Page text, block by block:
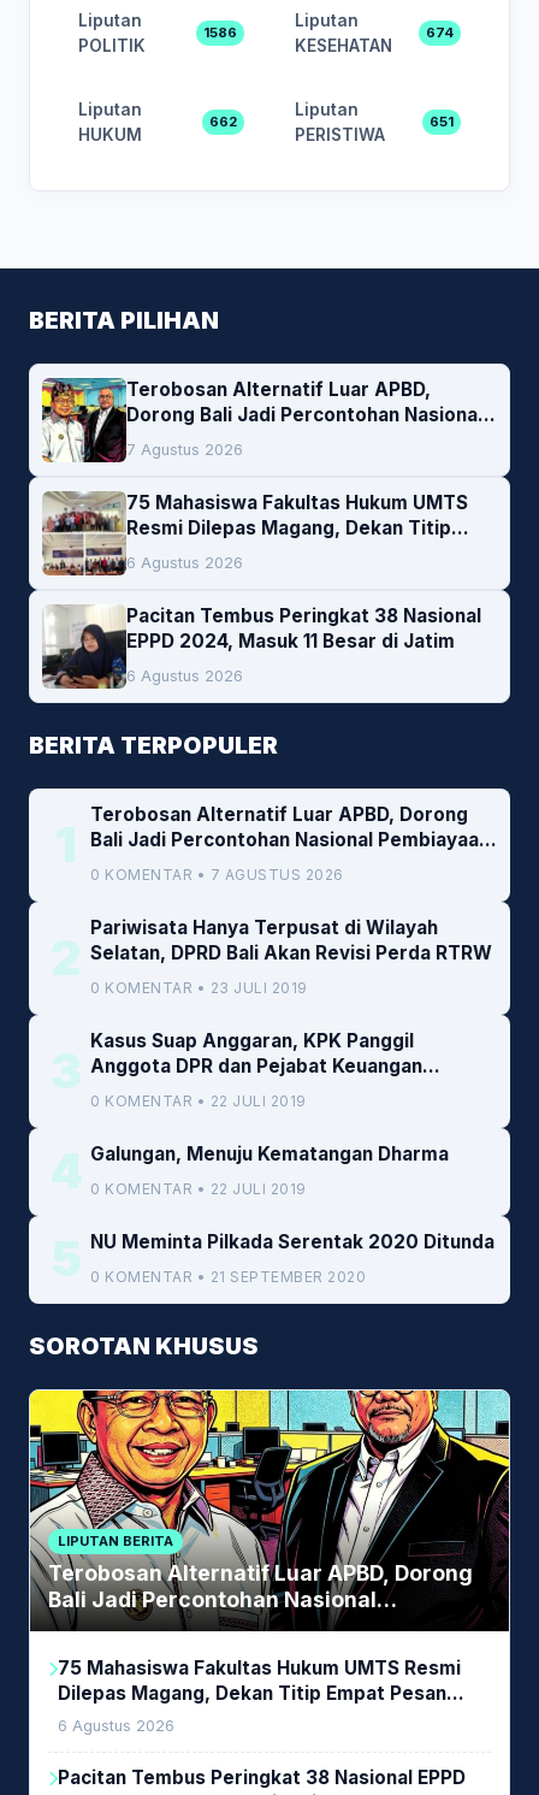
Liputan
POLITIK
1586
Liputan
KESEHATAN
674
Liputan
HUKUM
662
Liputan
PERISTIWA
651
BERITA PILIHAN
Terobosan Alternatif Luar APBD,
Dorong Bali Jadi Percontohan Nasional
Pembiayaan Daerah
7 Agustus 2026
75 Mahasiswa Fakultas Hukum UMTS
Resmi Dilepas Magang, Dekan Titip
Empat Pesan Penting
6 Agustus 2026
Pacitan Tembus Peringkat 38 Nasional
EPPD 2024, Masuk 11 Besar di Jatim
6 Agustus 2026
BERITA TERPOPULER
1
Terobosan Alternatif Luar APBD, Dorong
Bali Jadi Percontohan Nasional Pembiayaan
Daerah
0 KOMENTAR • 7 AGUSTUS 2026
2
Pariwisata Hanya Terpusat di Wilayah
Selatan, DPRD Bali Akan Revisi Perda RTRW
0 KOMENTAR • 23 JULI 2019
3
Kasus Suap Anggaran, KPK Panggil
Anggota DPR dan Pejabat Keuangan
Kemenkeu
0 KOMENTAR • 22 JULI 2019
4 Galungan, Menuju Kematangan Dharma
0 KOMENTAR • 22 JULI 2019
5 NU Meminta Pilkada Serentak 2020 Ditunda
0 KOMENTAR • 21 SEPTEMBER 2020
SOROTAN KHUSUS
LIPUTAN BERITA
Terobosan Alternatif Luar APBD, Dorong
Bali Jadi Percontohan Nasional
Pembiayaan Daerah
75 Mahasiswa Fakultas Hukum UMTS Resmi
Dilepas Magang, Dekan Titip Empat Pesan
Penting
6 Agustus 2026
Pacitan Tembus Peringkat 38 Nasional EPPD